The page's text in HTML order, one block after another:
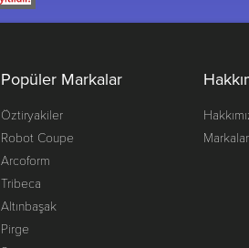
Popüler Markalar
Öztiryakiler
Robot Coupe
Arcoform
Tribeca
Altınbaşak
Pirge